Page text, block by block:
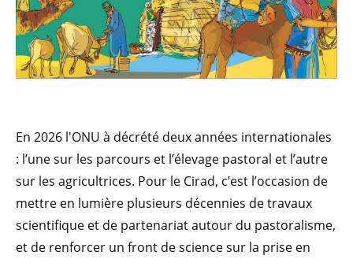
En 2026 l'ONU à décrété deux années internationales
: l’une sur les parcours et l’élevage pastoral et l’autre
sur les agricultrices. Pour le Cirad, c’est l’occasion de
mettre en lumière plusieurs décennies de travaux
scientifique et de partenariat autour du pastoralisme,
et de renforcer un front de science sur la prise en